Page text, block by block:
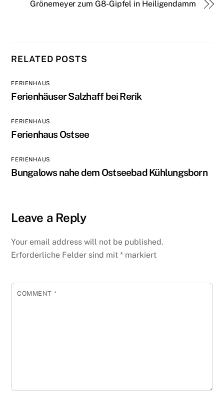
Grönemeyer zum G8-Gipfel in Heiligendamm
RELATED POSTS
FERIENHAUS
Ferienhäuser Salzhaff bei Rerik
FERIENHAUS
Ferienhaus Ostsee
FERIENHAUS
Bungalows nahe dem Ostseebad Kühlungsborn
Leave a Reply
Your email address will not be published.
Erforderliche Felder sind mit* markiert
COMMENT *